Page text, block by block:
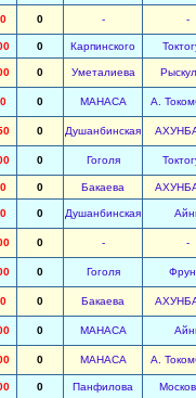
0 - -
0 Карпинского
0 Уметалиева
0 МАНАСА А.
0 Душанбинская
0 Гоголя
0 Бакаева
0 Душанбинская
0 - -
0 Гоголя
0 Бакаева
0 МАНАСА
0 МАНАСА А.
0 Панфилова